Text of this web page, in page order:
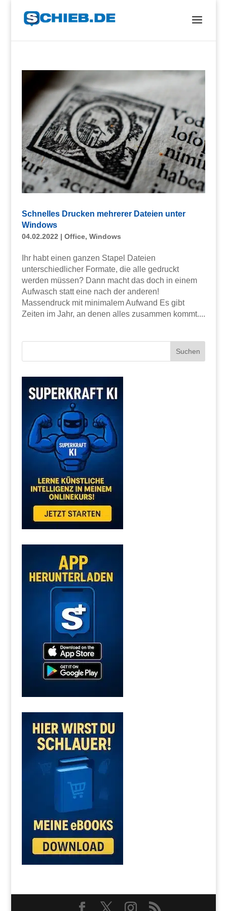
Schnelles Drucken mehrerer Dateien unter
Windows
04.02.2022 | Office, Windows
Ihr habt einen ganzen Stapel Dateien
unterschiedlicher Formate, die alle gedruckt
werden müssen? Dann macht das doch in einem
Aufwasch statt eine nach der anderen!
Massendruck mit minimalem Aufwand Es gibt
Zeiten im Jahr, an denen alles zusammen kommt....